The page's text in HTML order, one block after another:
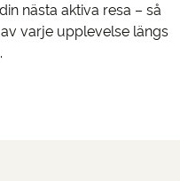
nästa aktiva resa – så
varje upplevelse längs